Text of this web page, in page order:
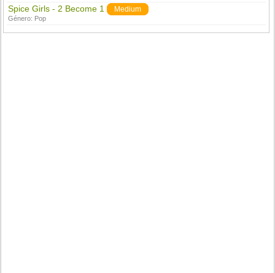
Spice Girls - 2 Become 1 Medium
Género: Pop